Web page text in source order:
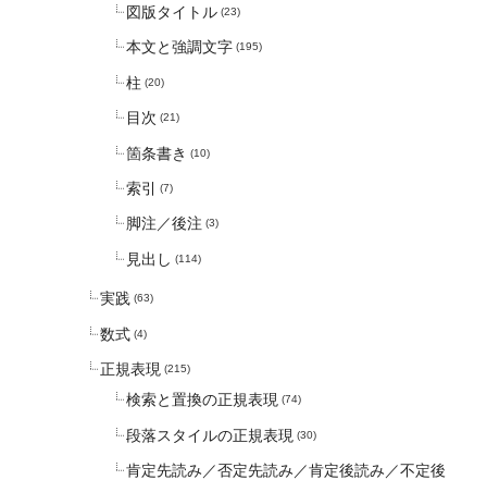
図版タイトル (23)
本文と強調文字 (195)
柱 (20)
目次 (21)
箇条書き (10)
索引 (7)
脚注／後注 (3)
見出し (114)
実践 (63)
数式 (4)
正規表現 (215)
検索と置換の正規表現 (74)
段落スタイルの正規表現 (30)
肯定先読み／否定先読み／肯定後読み／不定後